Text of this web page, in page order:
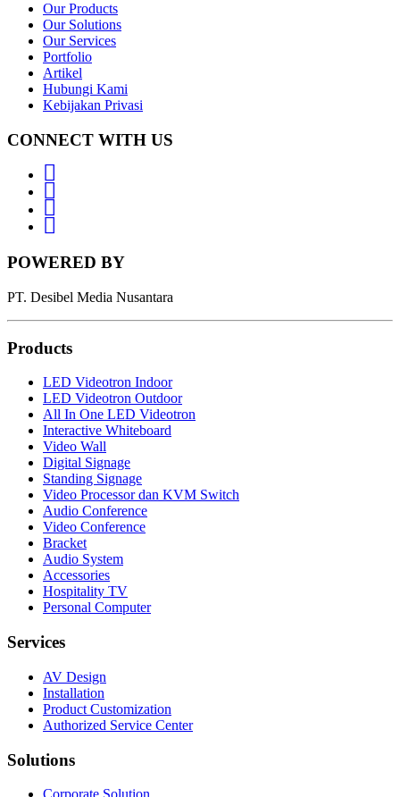
Our Products
Our Solutions
Our Services
Portfolio
Artikel
Hubungi Kami
Kebijakan Privasi
CONNECT WITH US
POWERED BY
PT. Desibel Media Nusantara
Products
LED Videotron Indoor
LED Videotron Outdoor
All In One LED Videotron
Interactive Whiteboard
Video Wall
Digital Signage
Standing Signage
Video Processor dan KVM Switch
Audio Conference
Video Conference
Bracket
Audio System
Accessories
Hospitality TV
Personal Computer
Services
AV Design
Installation
Product Customization
Authorized Service Center
Solutions